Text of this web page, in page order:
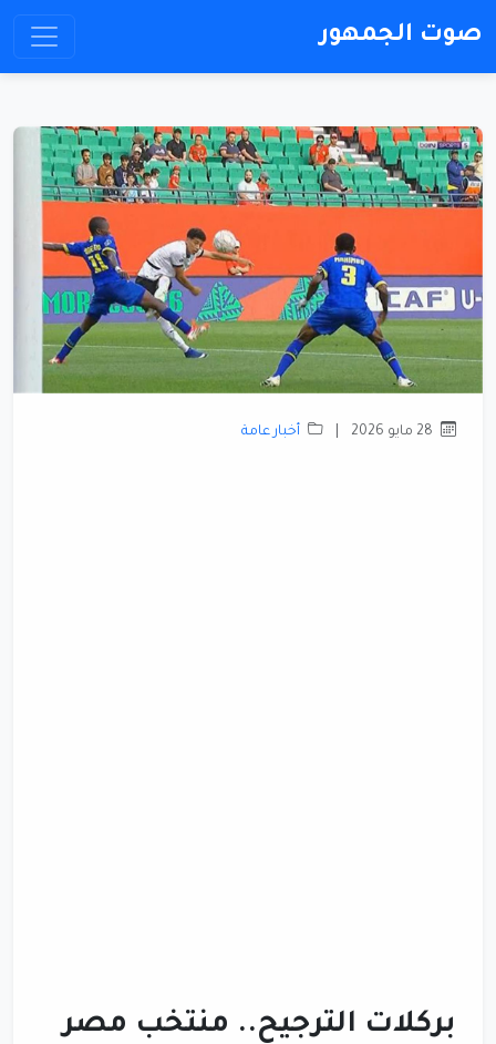
صوت الجمهور
أخبار عامة
بركلات الترجيح.. منتخب مصر